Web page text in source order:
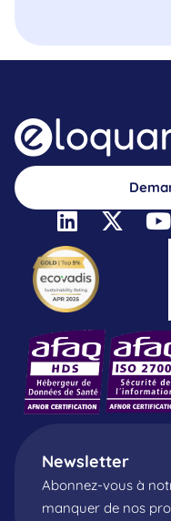
Newsletter
Abonnez-vous à
manquer de nos